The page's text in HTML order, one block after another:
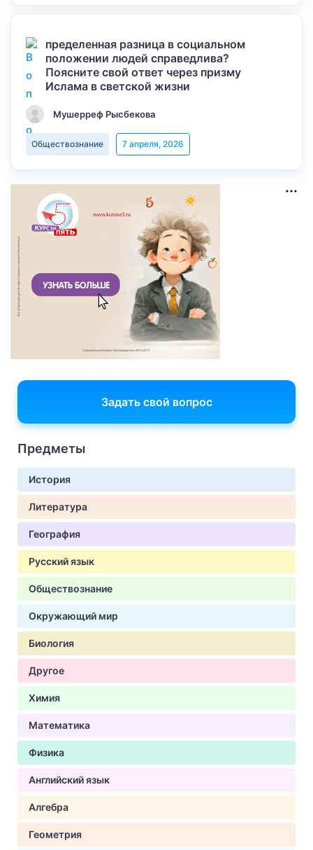
пределенная разница в социальном
положении людей справедлива?
Поясните свой ответ через призму
Ислама в светской жизни
Мушерреф Рысбекова
Обществознание 7 апреля, 2026
Задать свой вопрос
Предметы
История
Литература
География
Русский язык
Обществознание
Окружающий мир
Биология
Другое
Химия
Математика
Физика
Английский язык
Алгебра
Геометрия